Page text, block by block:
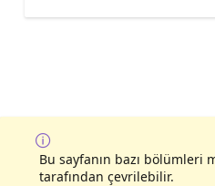
Bu sayfanın bazı bölümleri
tarafından çevrilebilir.